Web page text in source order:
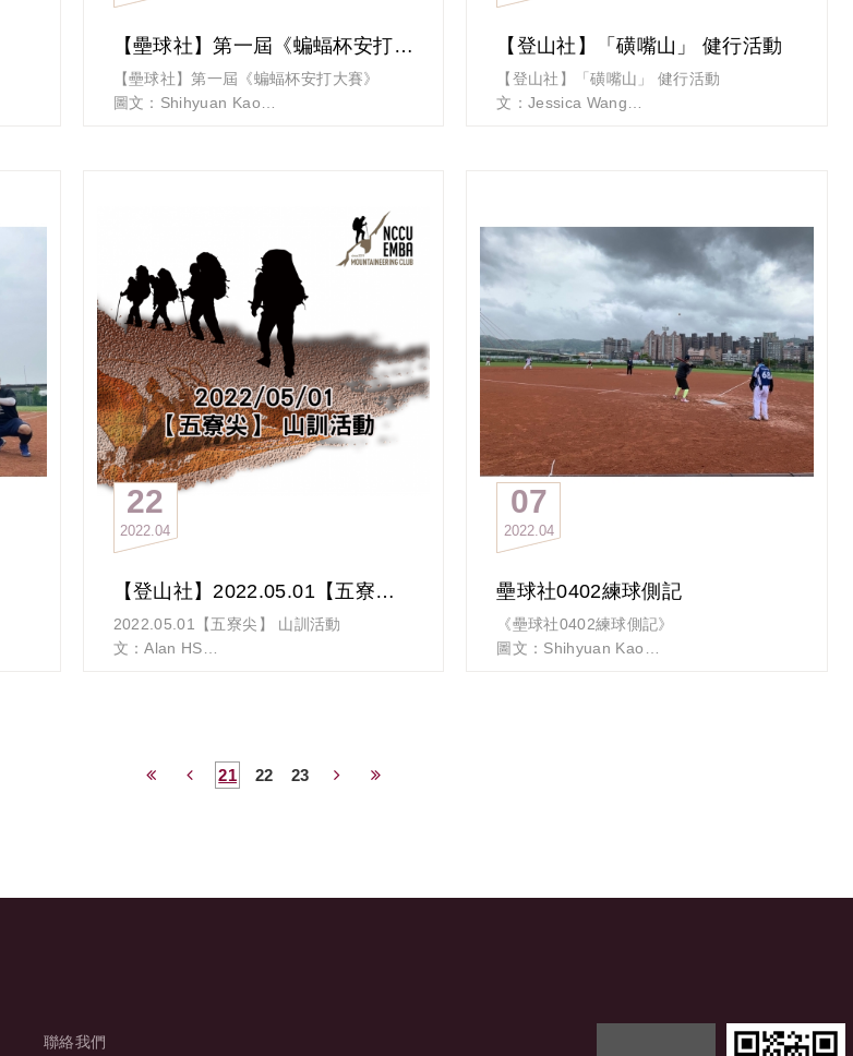
#政大EMBA校友會理事長盃龍舟賽
#OneDreamOneBoatOneTeam
今年捲土重來
「紅蜻蜓」對這次比賽說
「結果只是一個點，在夢想實踐的路上，更
深刻的是成就那兩百公尺前，跟學長姐們同
心投入的心意與汗水。釋放奔放熱情、保持
就像現在心目中紅色的蜻蜓」
長大的你
是否還像「紅蜻蜓」隊伍的學長姐勇於追夢
呢？
#政大EMBA校友會理事長盃龍舟賽
#OneDreamOneBoatOneTeam
雖然
這組學長姐很客氣的表示
「對於龍舟賽我們秉持歡樂划輕鬆划的信
念，共同創造108 全企的美好回憶，第二次
參加比賽，去年取得班組第一， 期待今年
讓我們拭目以待他們的表現
#政大EMBA校友會理事長盃龍舟賽
#OneDreamOneBoatOneTeam
【壘球社】第一屆《蝙蝠杯安打大賽》
【壘球社】第一屆《蝙蝠杯安打大賽》
圖文：Shihyuan Kao
兄弟鬩牆格外精采，最終凌翼學長以1支安
打險勝張雲龍學長，獲得社長獎《蝙蝠牌高
檔球棒》1支（註：此棒堪稱球棒界的
LV）。
賽後張雲龍學長含著眼淚表示上訴到底，絕
對會再加強訓練，提升打擊實力。凌翼學長
則感謝主辦單位，並表示下次練球會請大家
吃早餐。
對於可能的二次對決，社員紛紛表態支持對
象，但據社內不願具名的人士表示，賭盤還
是一面倒看好凌翼學長出線。
壘球社社長則出面呼籲大家要冷靜，未來仍
將秉持公平、公正與公開的原則辦好賽務，
並不會因為一頓早餐而做球給凌翼
#歡迎加入歡樂的壘球社
【登山社】「磺嘴山」 健行活動
【登山社】「磺嘴山」 健行活動
文：Jessica Wang
生態保護區，包含磺嘴山、大尖後山火山錐
體及磺嘴山火口湖等特殊的地形地質景觀和
珍貴的自然資源。
磺嘴山生態保護區，每天限額80人，需一個
月前申請，報名後不得取消。
本活動名額40位，以2022/5/15前完成入社
登山社社員為限，申請名單將以社員資格及
報名優先順位為準。
報名網址：https://reurl.cc/MbnlQv
報名統計：https://reurl.cc/Op22KR
報名截止：40位EMBA登山社社員 (非
2022EMBA登山社社員，請儘快辦理入社)
※ 報名人數額滿後，本表單僅接受取消並
於5/20 17:00關閉表單，如5/24前尚有取消
報名，請逕洽領隊，以利更新入山申請名
單。
22
04
2022
【登山社】2022.05.01【五寮尖】 山訓活動
2022.05.01【五寮尖】 山訓活動
文：Alan HS
一。沿途需手腳併用、拉繩攀岩始能登頂，
沿途充份感受「戰戰兢兢，如臨深淵，如履
07
04
2022
壘球社0402練球側記
《壘球社0402練球側記》
圖文：Shihyuan Kao
21 22 23
聯絡我們